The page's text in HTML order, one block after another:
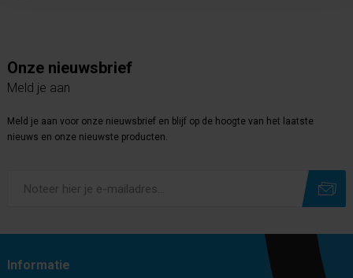
Onze nieuwsbrief
Meld je aan
Meld je aan voor onze nieuwsbrief en blijf op de hoogte van het laatste
nieuws en onze nieuwste producten.
Informatie